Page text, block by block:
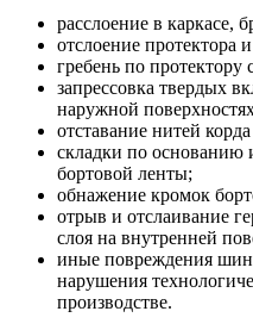
расслоение в каркасе,
отслоение протектора
гребень по протектору
запрессовка твердых
наружной
отставание нитей
складки по основанию
бортовой ленты;
обнажение кромок
отрыв и отслаивание
слоя на внутренней
иные повреждения
нарушения
производстве.